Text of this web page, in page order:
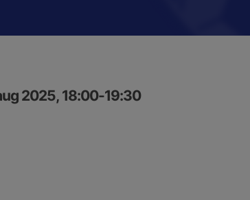
2025, 18:00-19:30